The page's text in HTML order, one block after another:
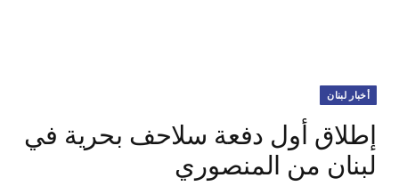
أخبار لبنان
‏إطلاق أول دفعة ⁧‫سلاحف‬⁩ بحرية في
لبنان من المنصوري